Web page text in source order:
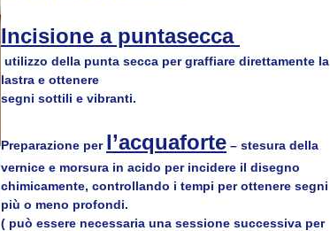
Incisione a puntasecca
utilizzo della punta secca per graffiare direttamente la
lastra e ottenere
segni sottili e vibranti.
Preparazione per l’acquaforte – stesura della
vernice e morsura in acido per incidere il disegno
chimicamente, controllando i tempi per ottenere segni
più o meno profondi.
( può essere necessaria una sessione successiva per